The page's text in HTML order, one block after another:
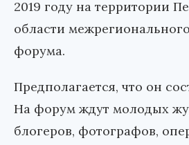
2019 году на территории
области
форума.
Предполагается, что он
На форум ждут молодых
блогеров, фотографов,